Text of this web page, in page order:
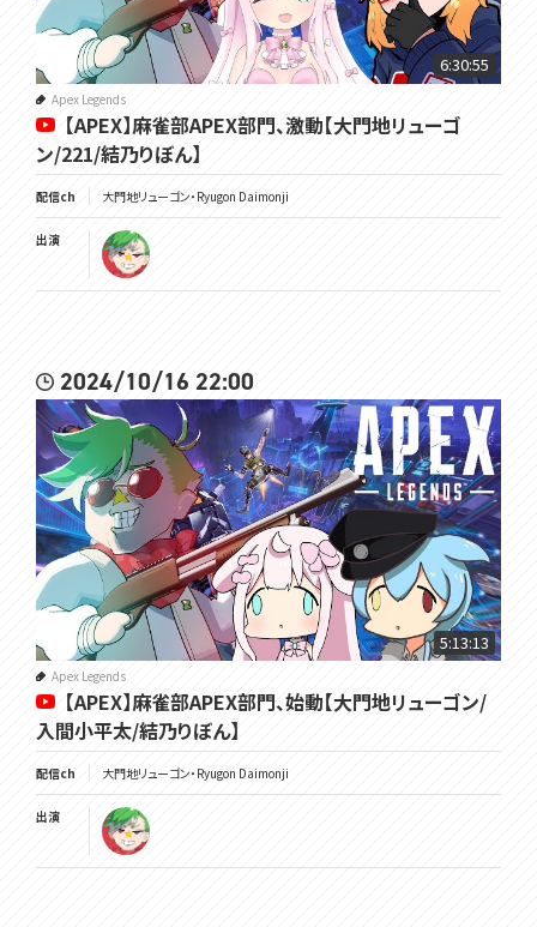
6:30:55
Apex Legends
【APEX】麻雀部APEX部門、激動【大門地リューゴ
ン/221/結乃りぼん】
配信ch 大門地リューゴン・Ryugon Daimonji
出演
2024/10/16 22:00
5:13:13
Apex Legends
【APEX】麻雀部APEX部門、始動【大門地リューゴン/
入間小平太/結乃りぼん】
配信ch 大門地リューゴン・Ryugon Daimonji
出演